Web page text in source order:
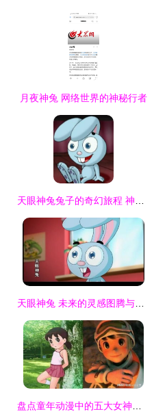
月夜神兔 网络世界的神秘行者